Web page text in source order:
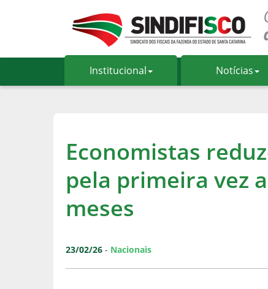
Institucional Notícias
Economistas
pela primeira vez
meses
23/02/26 - Nacionais